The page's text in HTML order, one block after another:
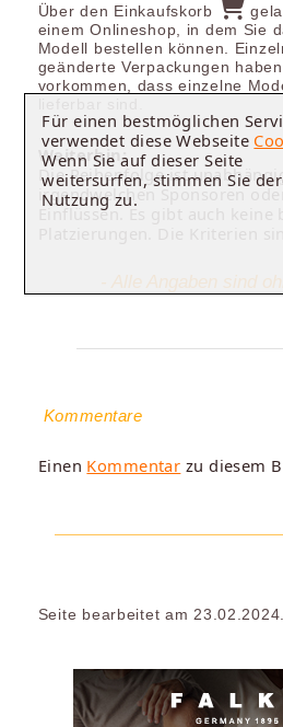
Über den Einkaufskorb
einem Onlineshop, in dem Sie
Modell bestellen können.
geänderte Verpackungen
vorkommen, dass einzelne
Weiterhin:
Die Reihenfolge ist unabhängig
irgendwelchen Sponsoren
Einflüssen. Es gibt auch keine
- Alle Angaben sind
Kommentare
Einen Kommentar zu diesem
Seite bearbeitet am 23.02.2024.
Für einen bestmöglichen
verwendet diese Webseite
Wenn Sie auf dieser Seite
weitersurfen, stimmen Sie
Nutzung zu.